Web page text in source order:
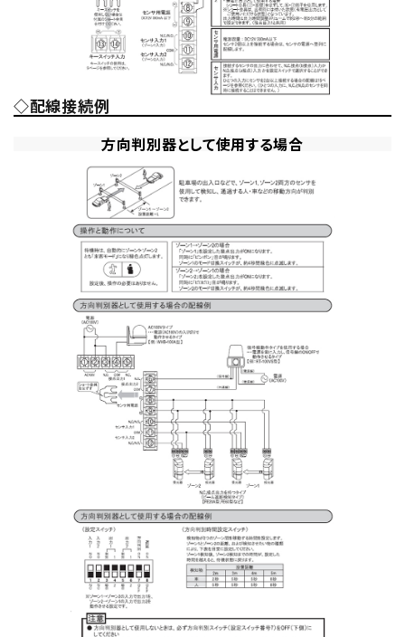
◇配線接続例
方向判別器として使用する場合